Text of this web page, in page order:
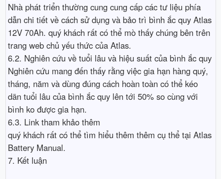
Nhà phát triển thường cung cung cấp các tư liệu phía
dẫn chi tiết về cách sử dụng và bảo trì bình ắc quy Atlas
12V 70Ah. quý khách rất có thể mò thấy chúng bên trên
trang web chủ yếu thức của Atlas.
6.2. Nghiên cứu về tuổi lâu và hiệu suất của bình ắc quy
Nghiên cứu mang đến thấy rằng việc gia hạn hàng quý,
tháng, năm và dùng đúng cách hoàn toàn có thể kéo
dãn tuổi lâu của bình ắc quy lên tới 50% so cùng với
bình ko được gia hạn.
6.3. Link tham khảo thêm
quý khách rất có thể tìm hiểu thêm thêm cụ thể tại Atlas
Battery Manual.
7. Kết luận